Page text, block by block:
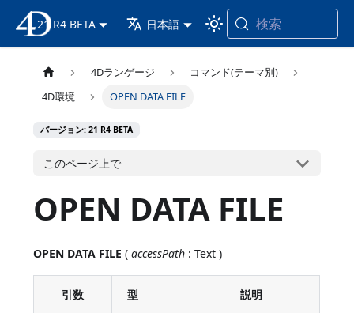
4D ドキュメンテーション
21 R4 BETA 日本語 検索
4Dランゲージ
コマンド(テーマ別)
4D環境
OPEN DATA FILE
バージョン: 21 R4 BETA
このページ上で
OPEN DATA FILE
OPEN DATA FILE (accessPath : Text )
引数 型 説明